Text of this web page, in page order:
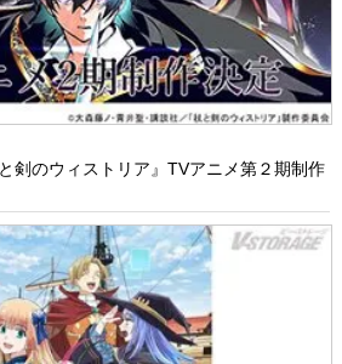
剣のウィストリア』TVアニメ第２期制作